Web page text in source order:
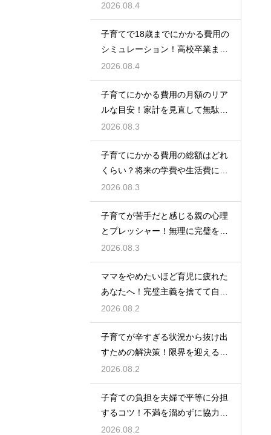
見出して自分自身の人生も豊かに
生きるための考え方
2026.08.4
子育てで18歳までにかかる費用の
シミュレーション！高校卒業まで
の教育資金を賢く準備して経済的
な不安を解消する
2026.08.4
子育てにかかる費用の月額のリア
ルな目安！家計を見直して無駄な
出費を抑えながら無理なく育児を
するための計画術
2026.08.3
子育てにかかる費用の総額はどれ
くらい？将来の学費や生活費に備
えて今から計画的に貯金をして教
育資金を準備する術
2026.08.3
子育てが苦手だと感じる親の心理
とプレッシャー！無理に完璧を目
指さずに自分らしいペースで育児
をするためのヒント
2026.08.3
ママをやめたいほど育児に疲れた
あなたへ！完璧主義を捨てて自分
自身を大切にしながら心に余裕を
取り戻すための方法
2026.08.2
子育てが辛すぎる状況から抜け出
すための解決策！限界を迎える前
に試してほしいストレス解消法と
頼れるサポート
2026.08.2
子育ての負担を夫婦で平等に分担
するコツ！不満を溜めずに協力し
て育児を乗り切るための上手なコ
2026.08.2